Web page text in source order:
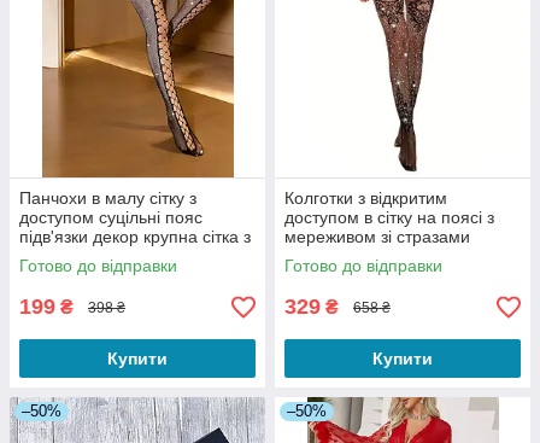
Панчохи в малу сітку з
доступом суцільні пояс
підв'язки декор крупна сітка з
камінцями чорні розмір
універсальний
Готово до відправки
199 ₴ 398 ₴
Купити
Колготки з відкритим
доступом в сітку на поясі з
мереживом зі стразами
елегантний візерунок чорний
розмір універсальний
Готово до відправки
329 ₴ 658 ₴
Купити
–50% –50%